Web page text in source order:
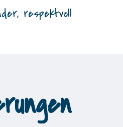
respektvoll